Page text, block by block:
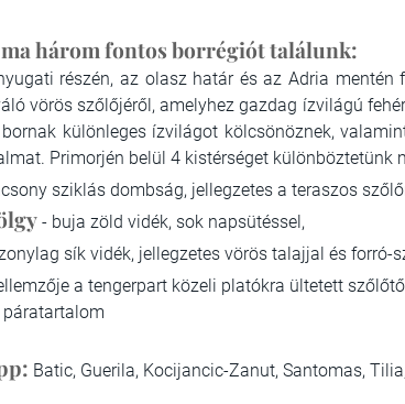
három fontos borrégiót találunk:
részén, az olasz határ és az Adria
vörös szőlőjéről, amelyhez gazdag ízvilágú
különleges ízvilágot kölcsönöznek,
Primorjén belül 4 kistérséget különböztetünk
sziklás dombság, jellegzetes a teraszos
- buja zöld vidék, sok napsütéssel,
sík vidék, jellegzetes vörös talajjal és forró-
a tengerpart közeli platókra ültetett
Batic, Guerila, Kocijancic-Zanut, Santomas,